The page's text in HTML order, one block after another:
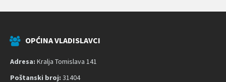
OPĆINA VLADISLAVCI
Adresa: Kralja Tomislava 141
Poštanski broj: 31404